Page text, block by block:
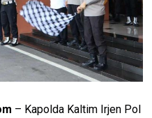
– Kapolda Kaltim Irjen Pol